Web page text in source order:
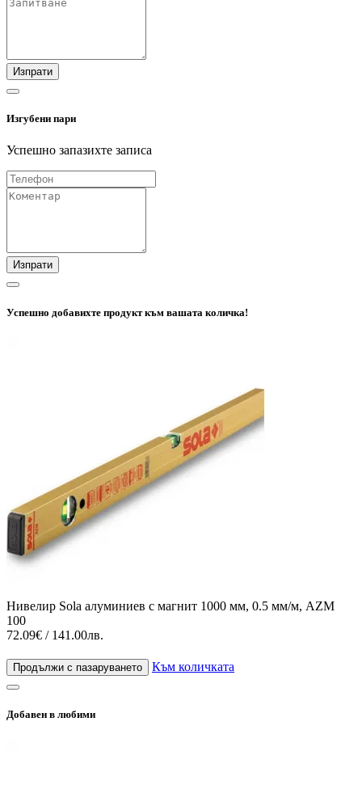
Изпрати
Изгубени пари
Успешно запазихте записа
Изпрати
Успешно добавихте продукт към вашата количка!
Нивелир Sola алуминиев с магнит 1000 мм, 0.5 мм/м, AZM
100
72.09€ / 141.00лв.
Продължи с пазаруването Към количката
Добавен в любими